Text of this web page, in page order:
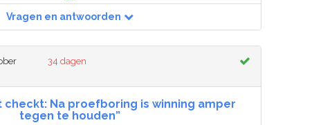
Vragen en antwoorden
34 dagen
checkt: Na proefboring is winning amper
tegen te houden”